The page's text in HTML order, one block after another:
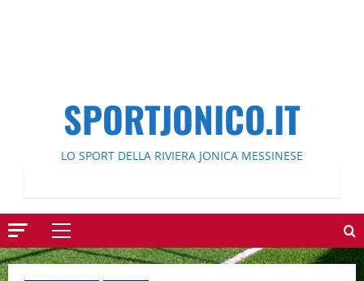
SPORTJONICO.IT
LO SPORT DELLA RIVIERA JONICA MESSINESE
Menu
principale